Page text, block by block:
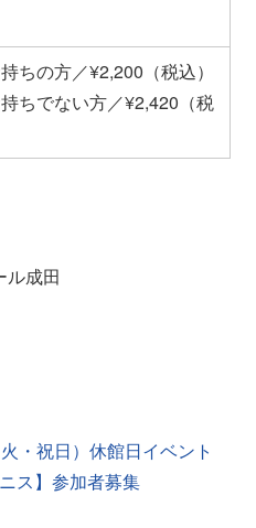
ちの方／¥2,200（税込）
ちでない方／¥2,420（税
ル成田
・祝日）休館日イベント
ス】参加者募集